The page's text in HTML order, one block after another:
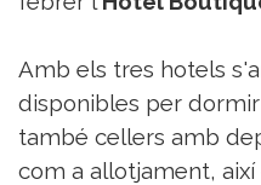
Amb els tres hotels
disponibles per
també cellers amb
com a allotjament,